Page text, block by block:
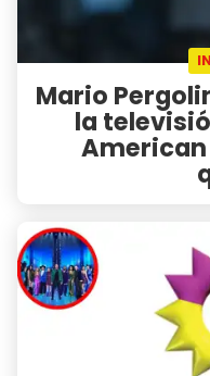
Mario
la
American